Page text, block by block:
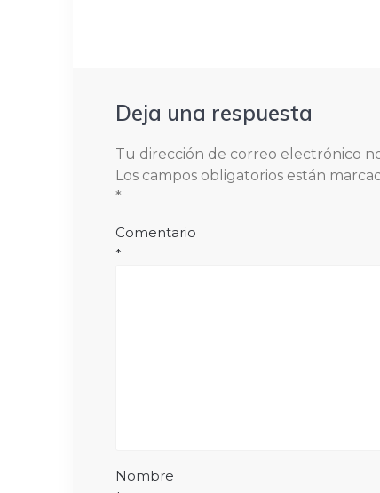
Deja una respuesta
Tu dirección de correo electrónico
Los campos obligatorios están
*
Comentario
*
Nombre